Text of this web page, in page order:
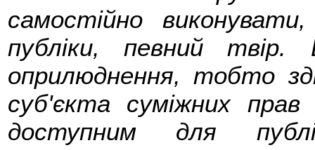
самостійно
публіки, певний твір.
оприлюднення, тобто
суб'єкта суміжних
доступним для